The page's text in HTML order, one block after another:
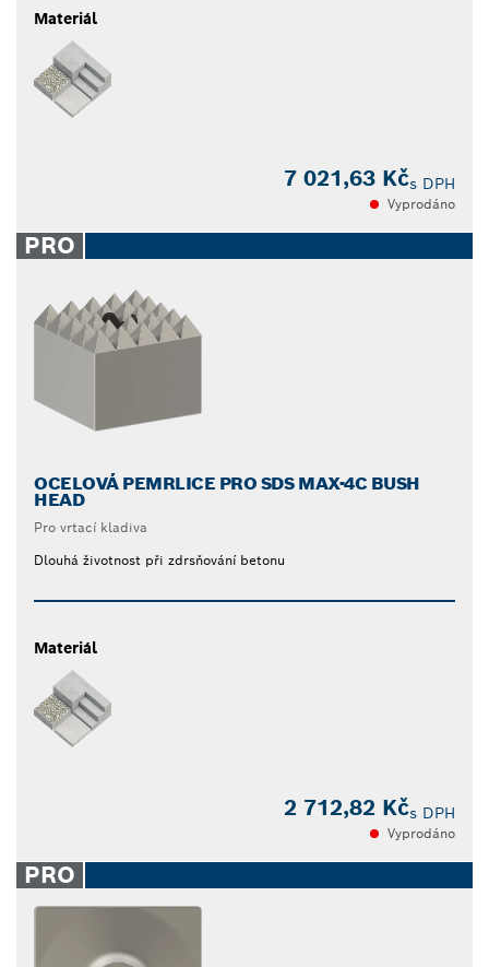
Materiál
7 021,63 Kčs DPH
Vyprodáno
PRO
OCELOVÁ PEMRLICE PRO SDS MAX-4C BUSH
HEAD
Pro vrtací kladiva
Dlouhá životnost při zdrsňování betonu
Materiál
2 712,82 Kčs DPH
Vyprodáno
PRO